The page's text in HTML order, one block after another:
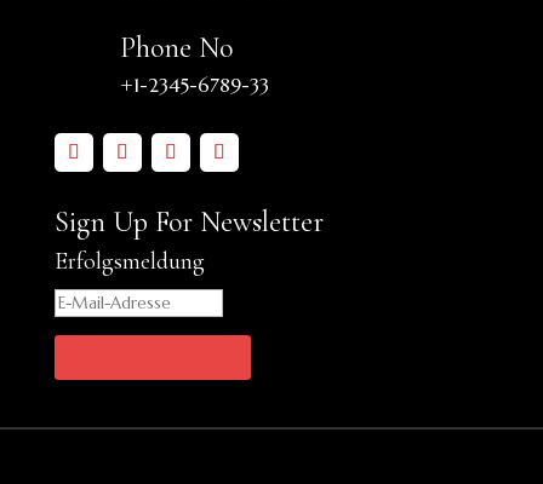
Phone No
+1-2345-6789-33
Sign Up For Newsletter
Erfolgsmeldung